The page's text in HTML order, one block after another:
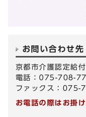
お問い合わせ先
京都市介護認定給
電話：075-708-
ファックス：075-
お電話の際はお掛